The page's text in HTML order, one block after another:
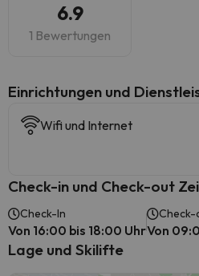
6.9
1 Bewertungen
​Einrichtungen und
Wifi und Internet
Check-in und Check-out
Check-In
Von 16:00 bis 18:00 Uhr
Check-
Von
Lage und Skilifte